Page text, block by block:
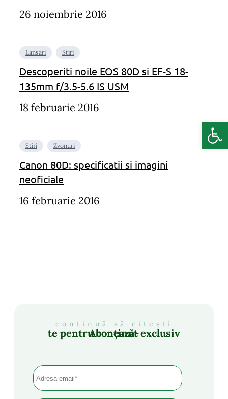
26 noiembrie 2016
Lansari Stiri
Descoperiti noile EOS 80D si EF-S 18-
135mm f/3.5-5.6 IS USM
18 februarie 2016
Stiri Zvonuri
Canon 80D: specificatii si imagini
neoficiale
16 februarie 2016
continuă să citești
Abonează-te pentru conținut exclusiv